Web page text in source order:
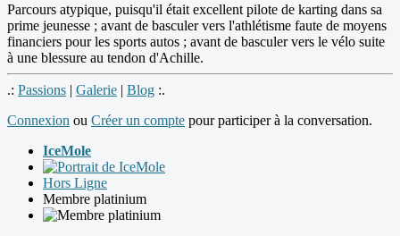
Parcours atypique, puisqu'il était excellent pilote de karting dans sa
prime jeunesse ; avant de basculer vers l'athlétisme faute de moyens
financiers pour les sports autos ; avant de basculer vers le vélo suite
à une blessure au tendon d'Achille.
.: Passions | Galerie | Blog :.
Connexion ou Créer un compte pour participer à la conversation.
IceMole
Hors Ligne
Membre platinium